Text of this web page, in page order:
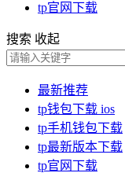
tp官网下载
搜索 收起
最新推荐
tp钱包下载 ios
tp手机钱包下载
tp最新版本下载
tp官网下载